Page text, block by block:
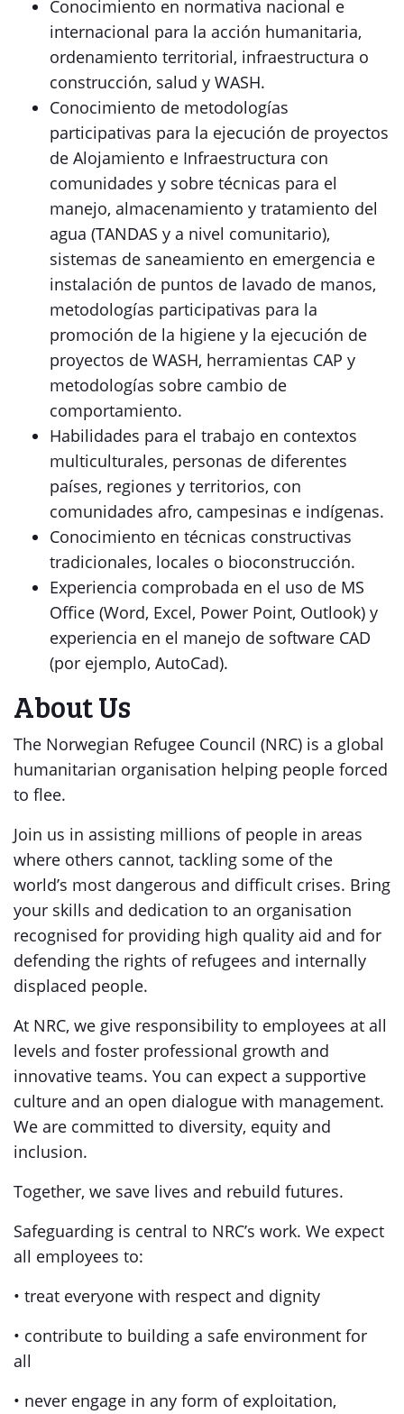
Conocimiento en normativa nacional e
internacional para la acción humanitaria,
ordenamiento territorial, infraestructura o
construcción, salud y WASH.
Conocimiento de metodologías
participativas para la ejecución de proyectos
de Alojamiento e Infraestructura con
comunidades y sobre técnicas para el
manejo, almacenamiento y tratamiento del
agua (TANDAS y a nivel comunitario),
sistemas de saneamiento en emergencia e
instalación de puntos de lavado de manos,
metodologías participativas para la
promoción de la higiene y la ejecución de
proyectos de WASH, herramientas CAP y
metodologías sobre cambio de
comportamiento.
Habilidades para el trabajo en contextos
multiculturales, personas de diferentes
países, regiones y territorios, con
comunidades afro, campesinas e indígenas.
Conocimiento en técnicas constructivas
tradicionales, locales o bioconstrucción.
Experiencia comprobada en el uso de MS
Office (Word, Excel, Power Point, Outlook) y
experiencia en el manejo de software CAD
(por ejemplo, AutoCad).
About Us
The Norwegian Refugee Council (NRC) is a global
humanitarian organisation helping people forced
to flee.
Join us in assisting millions of people in areas
where others cannot, tackling some of the
world’s most dangerous and difficult crises. Bring
your skills and dedication to an organisation
recognised for providing high quality aid and for
defending the rights of refugees and internally
displaced people.
At NRC, we give responsibility to employees at all
levels and foster professional growth and
innovative teams. You can expect a supportive
culture and an open dialogue with management.
We are committed to diversity, equity and
inclusion.
Together, we save lives and rebuild futures.
Safeguarding is central to NRC’s work. We expect
all employees to:
• treat everyone with respect and dignity
• contribute to building a safe environment for
all
• never engage in any form of exploitation,